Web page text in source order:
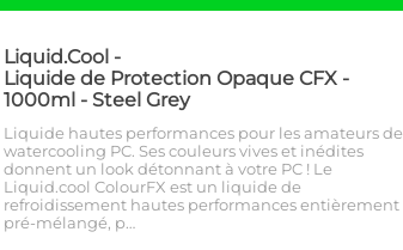
Liquid.Cool -
Liquide de Protection Opaque CFX -
1000ml - Steel Grey
Liquide hautes performances pour les amateurs de
watercooling PC. Ses couleurs vives et inédites
donnent un look détonnant à votre PC ! Le
Liquid.cool ColourFX est un liquide de
refroidissement hautes performances entièrement
pré-mélangé, p…